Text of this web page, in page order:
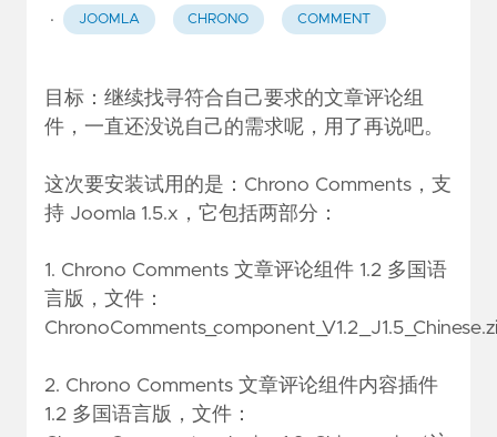
· JOOMLA CHRONO COMMENT
目标：继续找寻符合自己要求的文章评论组
件，一直还没说自己的需求呢，用了再说吧。
这次要安装试用的是：Chrono Comments，支
持 Joomla 1.5.x，它包括两部分：
1. Chrono Comments 文章评论组件 1.2 多国语
言版，文件：
2. Chrono Comments 文章评论组件内容插件
1.2 多国语言版，文件：